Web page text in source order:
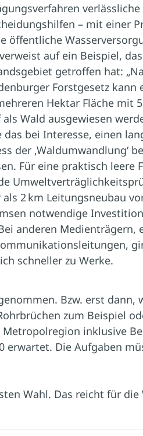
verlässliche
– mit einer
öffentliche
auf ein Beispiel,
getroffen hat:
Forstgesetz kann
Hektar Fläche mit
als Wald ausgewiesen
das bei Interesse, einen
der ‚Waldumwandlung‘
Für eine praktisch leere
als 2 km Leitungsneubau
notwendige
anderen Medienträgern,
schneller zu Werke.
Bzw. erst dann,
zum Beispiel
inklusive
erwartet. Die Aufgaben
Wahl. Das reicht für die